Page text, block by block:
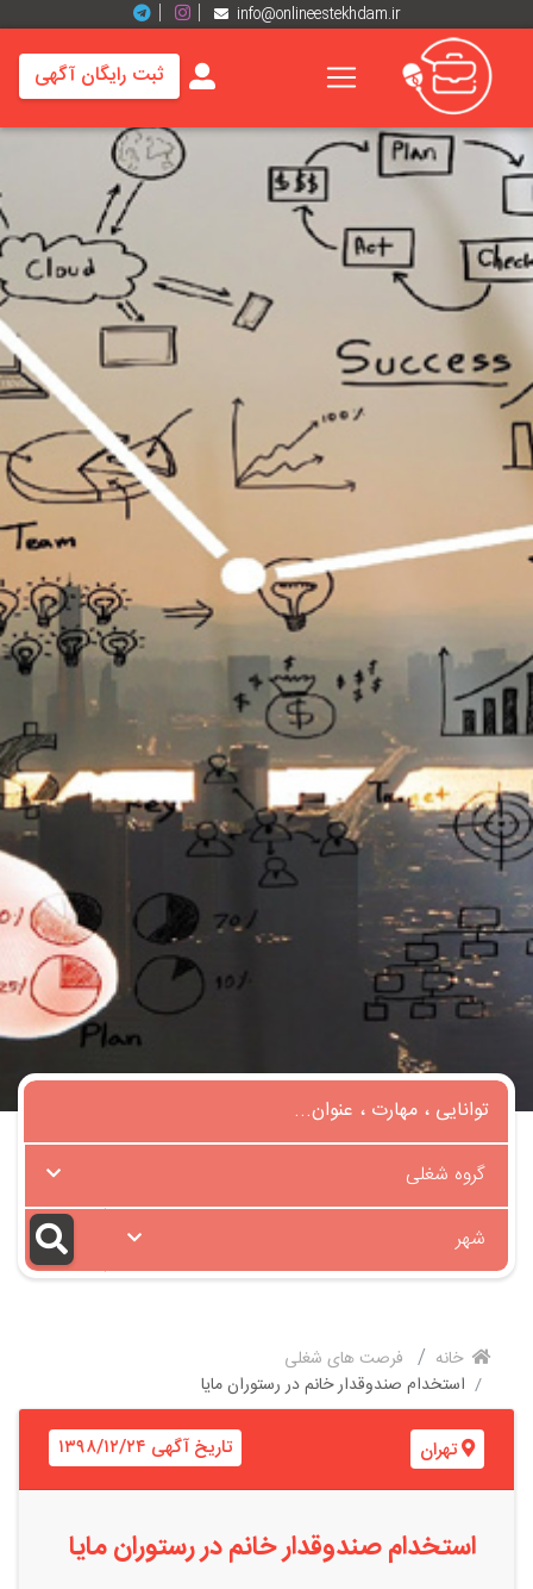
info@onlineestekhdam.ir
خانه
فرصت
برند
ها
رزومه
درباره
ما
ثبت رایگان آگهی
گروه شغلی
شهر
خانه
فرصت های شغلی
استخدام صندوقدار خانم در رستوران مایا
تهران تاریخ آگهی ۱۳۹۸/۱۲/۲۴
استخدام صندوقدار خانم در رستوران مایا